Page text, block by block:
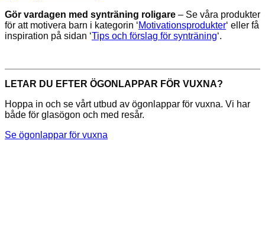
Gör vardagen med synträning roligare – Se våra produkter
för att motivera barn i kategorin ‘Motivationsprodukter‘ eller få
inspiration på sidan ‘Tips och förslag för synträning‘.
LETAR DU EFTER ÖGONLAPPAR FÖR VUXNA?
Hoppa in och se vårt utbud av ögonlappar för vuxna. Vi har
både för glasögon och med resår.
Se ögonlappar för vuxna